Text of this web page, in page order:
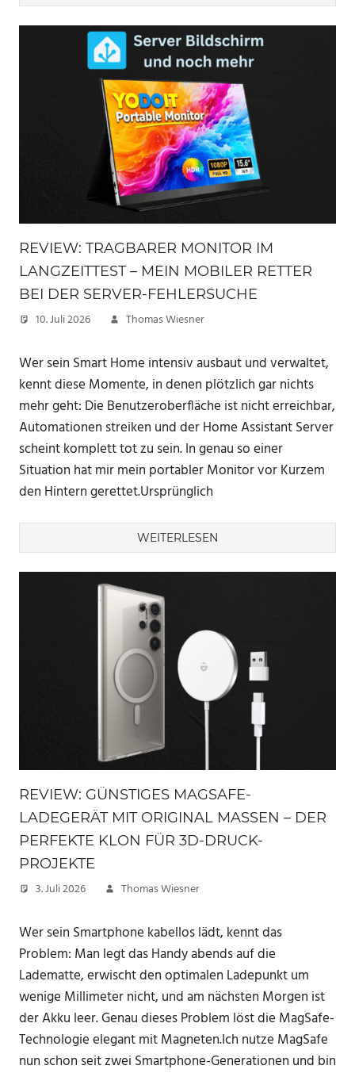
REVIEW: TRAGBARER MONITOR IM
LANGZEITTEST – MEIN MOBILER RETTER
BEI DER SERVER-FEHLERSUCHE
10. Juli 2026 Thomas Wiesner
Wer sein Smart Home intensiv ausbaut und verwaltet,
kennt diese Momente, in denen plötzlich gar nichts
mehr geht: Die Benutzeroberfläche ist nicht erreichbar,
Automationen streiken und der Home Assistant Server
scheint komplett tot zu sein. In genau so einer
Situation hat mir mein portabler Monitor vor Kurzem
den Hintern gerettet.Ursprünglich
WEITERLESEN
REVIEW: GÜNSTIGES MAGSAFE-
LADEGERÄT MIT ORIGINAL MASSEN – DER P
ERFEKTE KLON FÜR 3D-DRUCK-P
ROJEKTE
3. Juli 2026 Thomas Wiesner
Wer sein Smartphone kabellos lädt, kennt das
Problem: Man legt das Handy abends auf die
Ladematte, erwischt den optimalen Ladepunkt um
wenige Millimeter nicht, und am nächsten Morgen ist
der Akku leer. Genau dieses Problem löst die MagSafe-
Technologie elegant mit Magneten.Ich nutze MagSafe
nun schon seit zwei Smartphone-Generationen und bin